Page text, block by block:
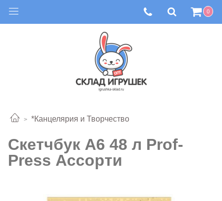
0
*Канцелярия и Творчество
Скетчбук А6 48 л Prof-
Press Ассорти